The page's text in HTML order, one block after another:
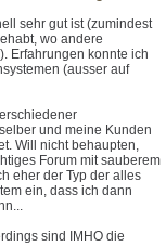
sehr gut ist (zumindest
wo andere
Erfahrungen konnte ich
(ausser auf
und meine Kunden
Will nicht behaupten,
Forum mit sauberem
eher der Typ der alles
ein, dass ich dann
sind IMHO die